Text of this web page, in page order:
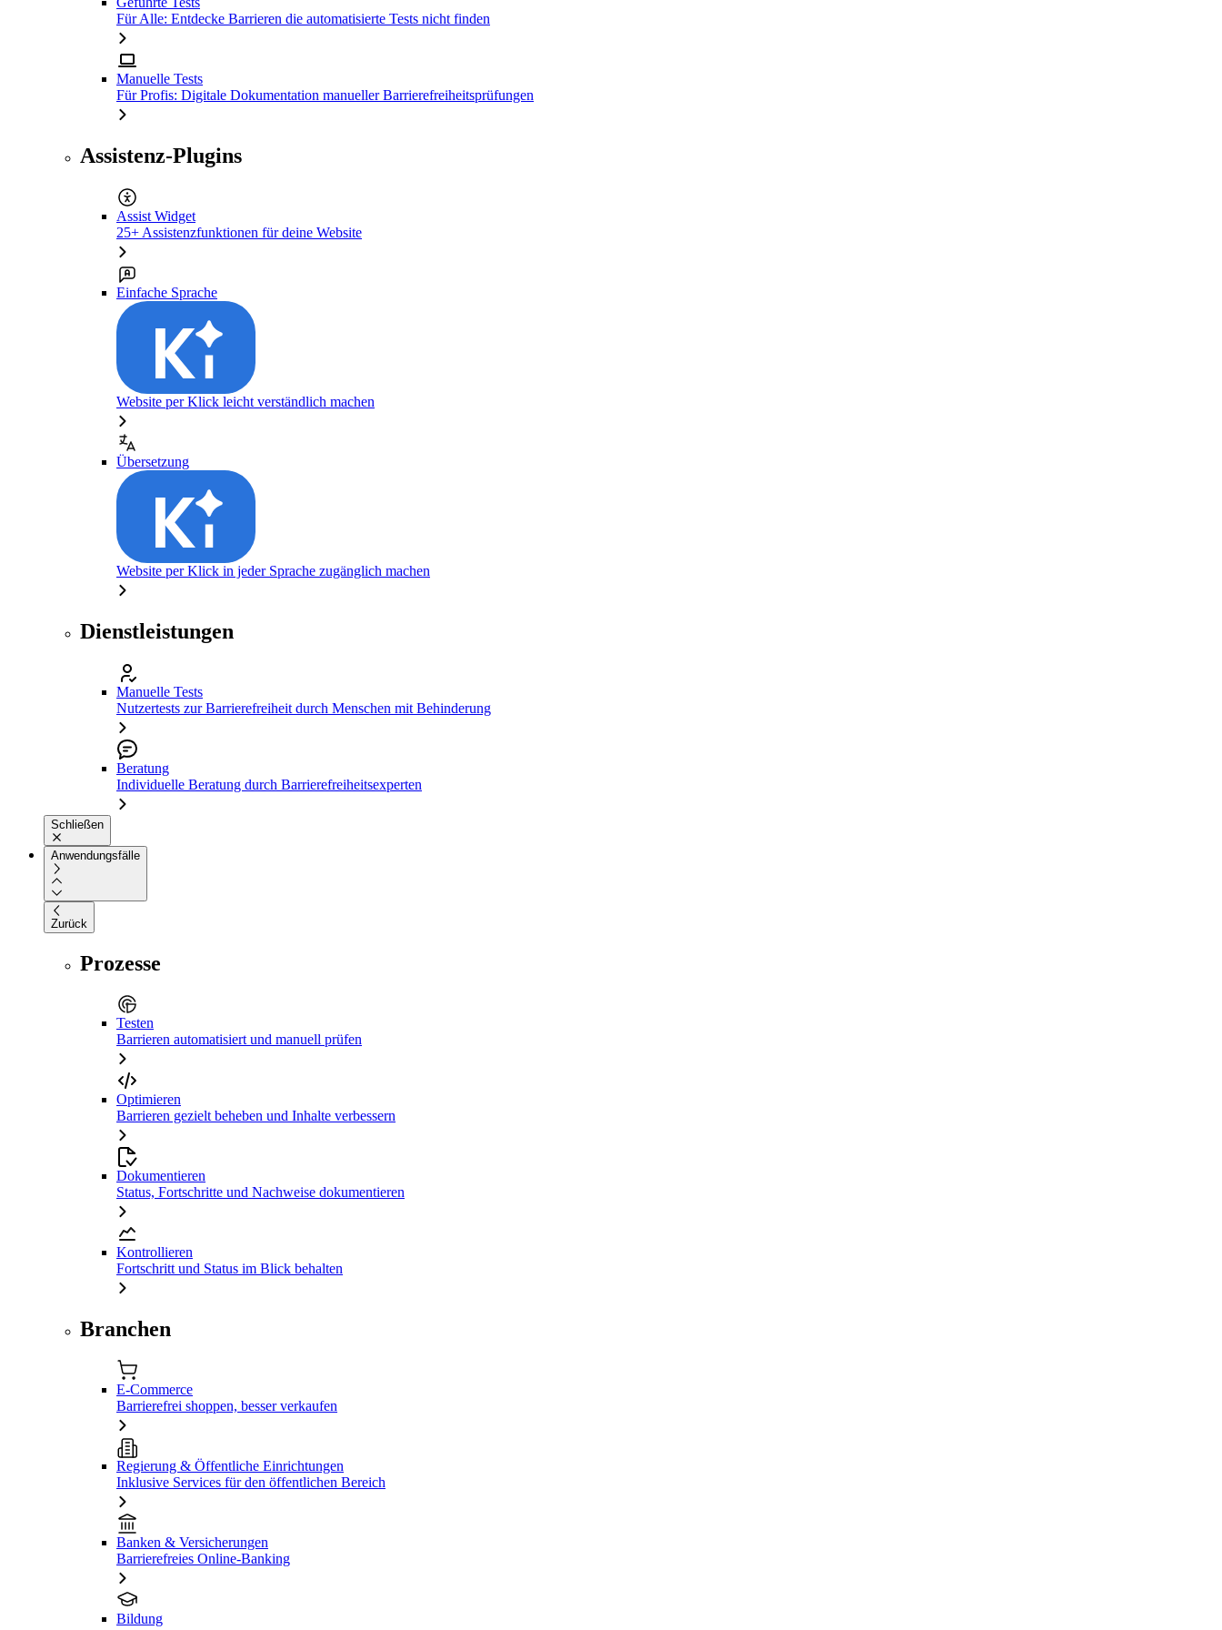
Für Alle: Entdecke Barrieren die automatisierte Tests nicht finden
Manuelle Tests
Für Profis: Digitale Dokumentation manueller Barrierefreiheitsprüfungen
Assistenz-Plugins
Assist Widget
25+ Assistenzfunktionen für deine Website
Einfache Sprache
Website per Klick leicht verständlich machen
Übersetzung
Website per Klick in jeder Sprache zugänglich machen
Dienstleistungen
Manuelle Tests
Nutzertests zur Barrierefreiheit durch Menschen mit Behinderung
Beratung
Individuelle Beratung durch Barrierefreiheitsexperten
Schließen
Anwendungsfälle
Zurück
Prozesse
Testen
Barrieren automatisiert und manuell prüfen
Optimieren
Barrieren gezielt beheben und Inhalte verbessern
Dokumentieren
Status, Fortschritte und Nachweise dokumentieren
Kontrollieren
Fortschritt und Status im Blick behalten
Branchen
E-Commerce
Barrierefrei shoppen, besser verkaufen
Regierung & Öffentliche Einrichtungen
Inklusive Services für den öffentlichen Bereich
Banken & Versicherungen
Barrierefreies Online-Banking
Bildung